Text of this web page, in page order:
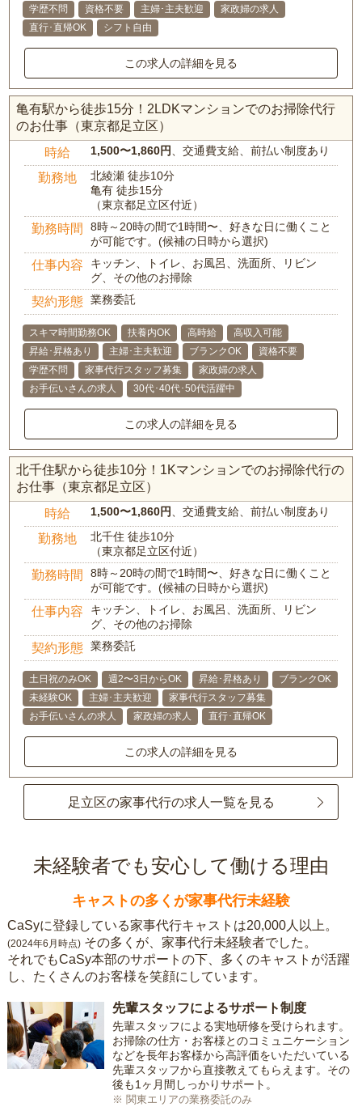
学歴不問 資格不要 主婦･主夫歓迎
家政婦の求人
直行･直帰OK
シフト自由
この求人の詳細を見る
亀有駅から徒歩15分！2LDKマンションでのお掃除代行
のお仕事（東京都足立区）
時給 1,500〜1,860円 、交通費支給、前払い制度あり
勤務地
北綾瀬 徒歩10分
亀有 徒歩15分
（東京都足立区付近）
勤務時間
8時～20時の間で1時間〜、好きな日に働くこと
が可能です。(候補の日時から選択)
仕事内容
キッチン、トイレ、お風呂、洗面所、リビン
グ、その他のお掃除
契約形態 業務委託
スキマ時間勤務OK 扶養内OK 高時給
高収入可能
昇給･昇格あり
主婦･主夫歓迎 ブランクOK
資格不要
学歴不問
家事代行スタッフ募集
家政婦の求人
お手伝いさんの求人
30代･40代･50代活躍中
この求人の詳細を見る
北千住駅から徒歩10分！1Kマンションでのお掃除代行の
お仕事（東京都足立区）
時給 1,500〜1,860円 、交通費支給、前払い制度あり
勤務地
北千住 徒歩10分
（東京都足立区付近）
勤務時間
8時～20時の間で1時間〜、好きな日に働くこと
が可能です。(候補の日時から選択)
仕事内容
キッチン、トイレ、お風呂、洗面所、リビン
グ、その他のお掃除
契約形態 業務委託
土日祝のみOK 週2〜3日からOK 昇給･昇格あり
ブランクOK
未経験OK
主婦･主夫歓迎
家事代行スタッフ募集
お手伝いさんの求人
家政婦の求人 直行･直帰OK
この求人の詳細を見る
足立区の家事代行の求人一覧を見る
未経験者でも安心して働ける理由
キャストの多くが家事代行未経験
CaSyに登録している家事代行キャストは20,000人以上。
(2024年6月時点) その多くが、家事代行未経験者でした。
それでもCaSy本部のサポートの下、多くのキャストが活躍
し、たくさんのお客様を笑顔にしています。
先輩スタッフによるサポート制度
先輩スタッフによる実地研修を受けられます。
お掃除の仕方・お客様とのコミュニケーション
などを長年お客様から高評価をいただいている
先輩スタッフから直接教えてもらえます。その
後も1ヶ月間しっかりサポート。
※ 関東エリアの業務委託のみ